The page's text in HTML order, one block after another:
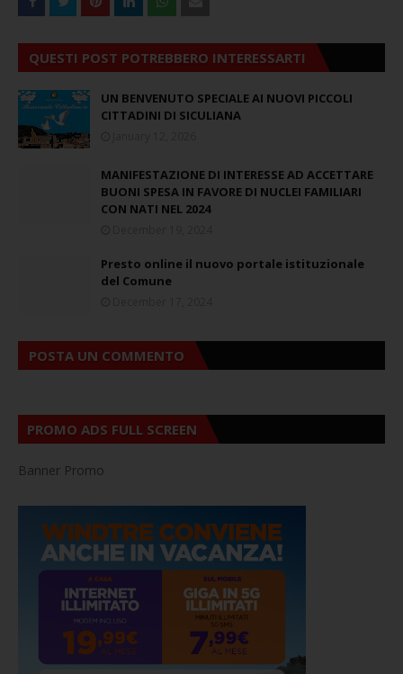
QUESTI POST POTREBBERO INTERESSARTI
UN BENVENUTO SPECIALE AI NUOVI PICCOLI
CITTADINI DI SICULIANA
MANIFESTAZIONE DI INTERESSE AD ACCETTARE
BUONI SPESA IN FAVORE DI NUCLEI FAMILIARI
CON NATI NEL 2024
Presto online il nuovo portale istituzionale
del Comune
POSTA UN COMMENTO
PROMO ADS FULL SCREEN
Banner Promo